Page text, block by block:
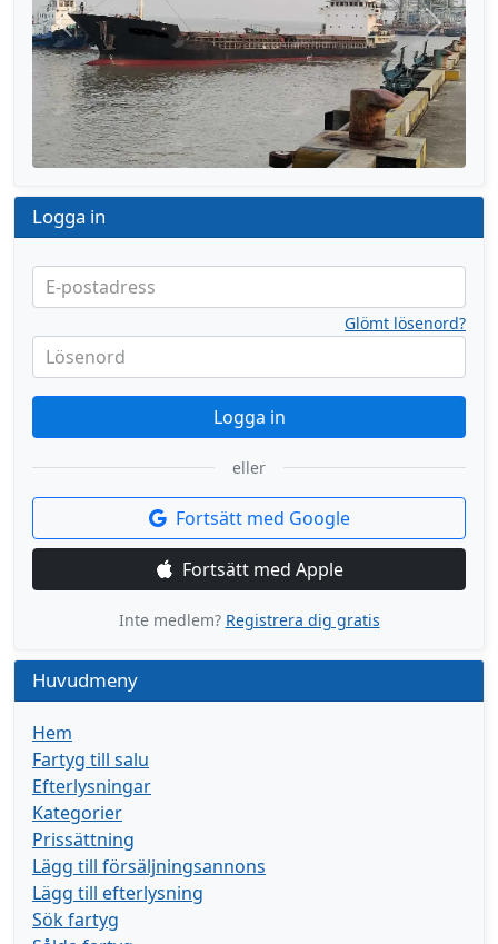
Föregående Nästa
Logga in
E-postadress
Lösenord
Glömt lösenord?
Logga in
eller
Fortsätt med Google
Fortsätt med Apple
Inte medlem? Registrera dig gratis
Huvudmeny
Hem
Fartyg till salu
Efterlysningar
Kategorier
Prissättning
Lägg till försäljningsannons
Lägg till efterlysning
Sök fartyg